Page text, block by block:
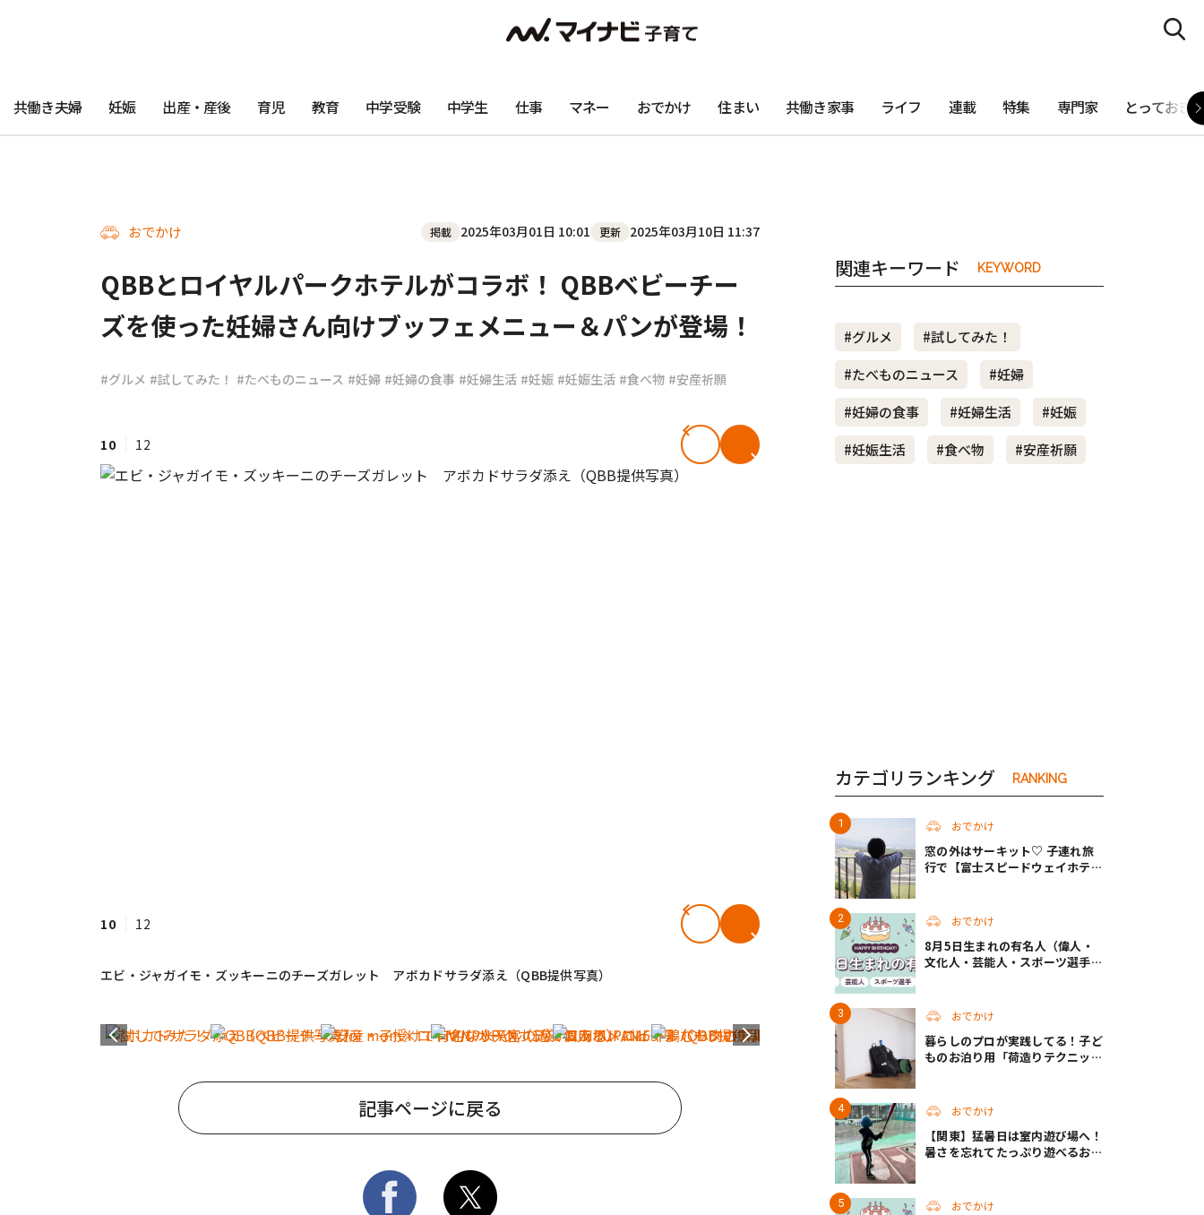
#ワンオペ育児 #共働き夫婦 #産休 #育休
共働き夫婦 妊娠 出産・産後 育児 教育 中学受験 中学生 仕事 マネー おでかけ 住まい 共働き家事 ライフ 連載 特集 専門家 とっておき
おでかけ 掲載 2025年03月01日 10:01 更新 2025年03月10日 11:37
QBBとロイヤルパークホテルがコラボ！ QBBベビーチー
ズを使った妊婦さん向けブッフェメニュー＆パンが登場！
#グルメ #試してみた！ #たべものニュース #妊婦 #妊婦の食事 #妊婦生活 #妊娠 #妊娠生活 #食べ物 #安産祈願
10 12
10 12
エビ・ジャガイモ・ズッキーニのチーズガレット アボカドサラダ添え（QBB提供写真）
記事ページに戻る
関連キーワード KEYWORD
#グルメ
#試してみた！
#たべものニュース
#妊婦
#妊婦の食事
#妊婦生活
#妊娠
#妊娠生活
#食べ物 #安産祈願
カテゴリランキング RANKING
おでかけ
窓の外はサーキット♡ 子連れ旅
行で【富士スピードウェイホテ
おでかけ
8月5日生まれの有名人（偉人・
文化人・芸能人・スポーツ選手・
おでかけ
暮らしのプロが実践してる！子ど
ものお泊り用「荷造りテクニッ
おでかけ
【関東】猛暑日は室内遊び場へ！
暑さを忘れてたっぷり遊べるおす
おでかけ